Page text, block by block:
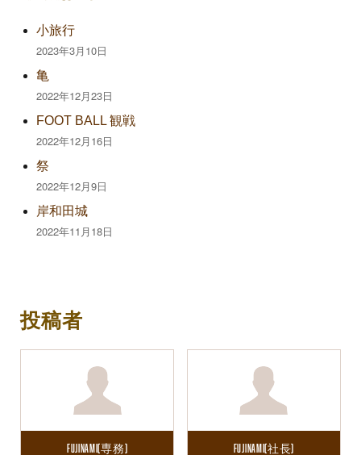
小旅行
2023年3月10日
亀
2022年12月23日
FOOT BALL 観戦
2022年12月16日
祭
2022年12月9日
岸和田城
2022年11月18日
投稿者
Fujinami(専務) Fujinami(社長)